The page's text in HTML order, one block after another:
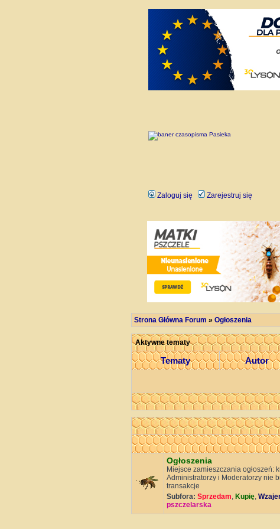
Zaloguj się Zarejestruj się
Strona Główna Forum » Ogłoszenia
Aktywne tematy
Tematy Autor
Ogłoszenia
Miejsce zamieszczania ogłoszeń:
Administratorzy i Moderatorzy nie
transakcje
Subfora: Sprzedam, Kupię,
pszczelarska